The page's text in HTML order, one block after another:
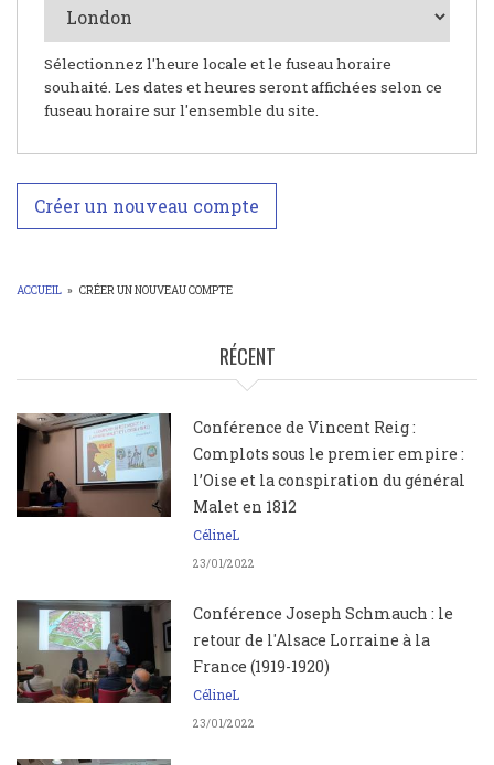
Sélectionnez l'heure locale et le fuseau horaire
souhaité. Les dates et heures seront affichées selon ce
fuseau horaire sur l'ensemble du site.
ACCUEIL » CRÉER UN NOUVEAU COMPTE
RÉCENT
Conférence de Vincent Reig :
Complots sous le premier empire :
l’Oise et la conspiration du général
Malet en 1812
CélineL
23/01/2022
Conférence Joseph Schmauch : le
retour de l'Alsace Lorraine à la
France (1919-1920)
CélineL
23/01/2022